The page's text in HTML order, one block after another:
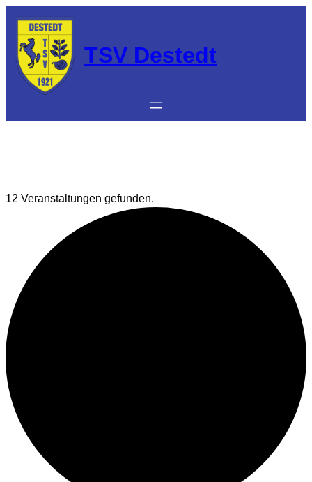
TSV Destedt
12 Veranstaltungen gefunden.